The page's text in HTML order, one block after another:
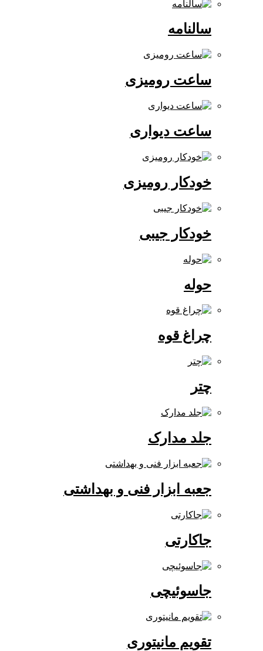
ساعت رومیزی
ساعت دیواری
خودکار رومیزی
خودکار جیبی
چراغ قوه
جلد مدارک
جعبه ابزار فنی و بهداشتی
جاسوئیچی
تقویم مانیتوری